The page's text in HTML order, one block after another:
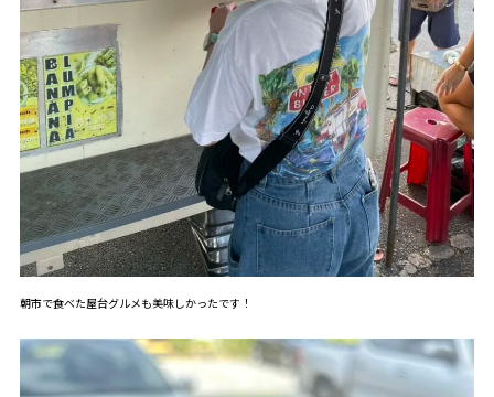
朝市で食べた屋台グルメも美味しかったです！